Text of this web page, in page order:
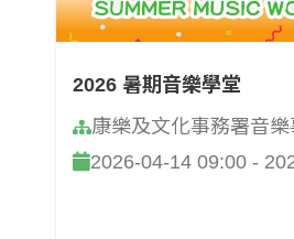
2026 暑期音樂學堂
康樂及文化事務署音樂
2026-04-14 09:00 -